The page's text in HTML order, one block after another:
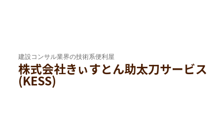
建設コンサル業界の技術系便利屋
株式会社きぃすとん助太刀サービス
(KESS)